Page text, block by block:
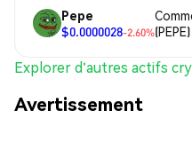
Pepe
$0.0000028-2.60%(PEPE)
Explorer d'autres actifs
Avertissement